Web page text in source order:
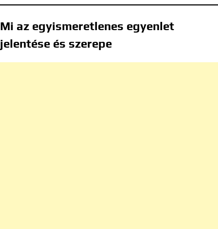
Mi az egyismeretlenes egyenlet
jelentése és szerepe